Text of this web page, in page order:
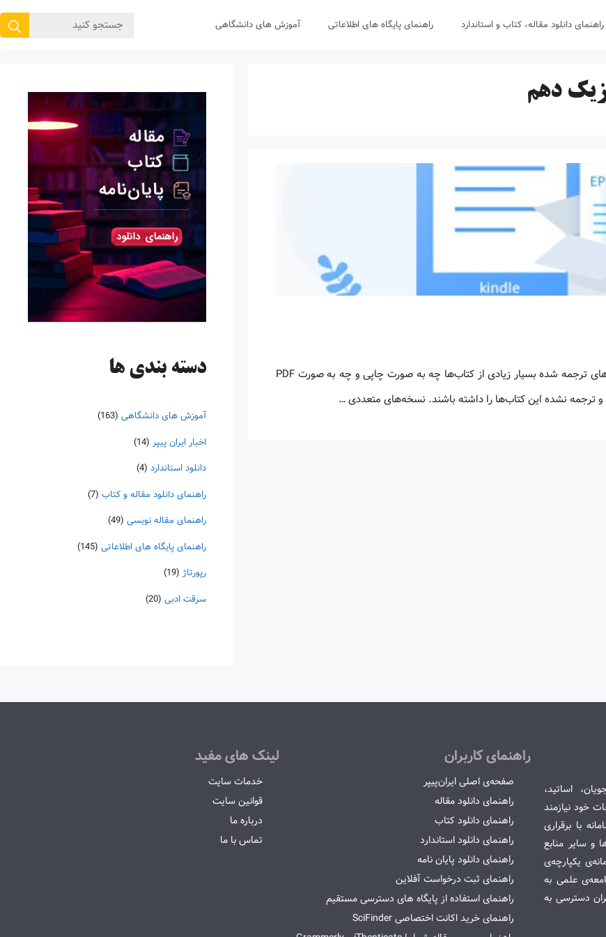
راهنمای دانلود مقاله، کتاب و استاندارد راهنمای پایگاه های اطلاعاتی آموزش های دانشگاهی
جستجوی
اینروزها خرید PDF کتاب‎های خارجی بسیار رواج یافته است. با آنکه نسخه‌های ترجمه شده بسیار زیادی از کتاب‌ها چه به صورت چاپی و چه به صورت PDF
و ترجمه نشده این کتاب‌ها را داشته باشند. نسخه‌های متعددی …
دسته‌ بندی ها
آموزش های دانشگاهی (163)
اخبار ایران پیپر (14)
دانلود استاندارد (4)
راهنمای دانلود مقاله و کتاب (7)
راهنمای مقاله نویسی (49)
راهنمای پایگاه های اطلاعاتی (145)
رپورتاژ (19)
سرقت ادبی (20)
اساتید،
خود نیازمند
با برقراری
و سایر منابع
یکپارچه‌ی
علمی به
دسترسی به
راهنمای کاربران
صفحه‌ی اصلی ایران‌پیپر
راهنمای دانلود مقاله
راهنمای دانلود کتاب
راهنمای دانلود استاندارد
راهنمای دانلود پایان نامه
راهنمای ثبت درخواست آفلاین
راهنمای استفاده از پایگاه های دسترسی مستقیم
راهنمای خرید اکانت اختصاصی SciFinder
لینک های مفید
خدمات سایت
قوانین سایت
درباره ما
تماس با ما